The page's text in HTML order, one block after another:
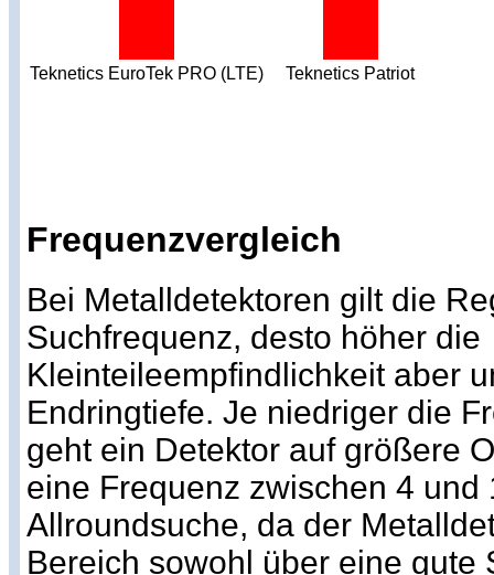
Teknetics EuroTek PRO (LTE) Teknetics Patriot
Frequenzvergleich
Bei Metalldetektoren gilt die
Suchfrequenz, desto höher die
Kleinteileempfindlichkeit aber
Endringtiefe. Je niedriger die
geht ein Detektor auf größere
eine Frequenz zwischen 4
Allroundsuche, da der
Bereich sowohl über eine gute